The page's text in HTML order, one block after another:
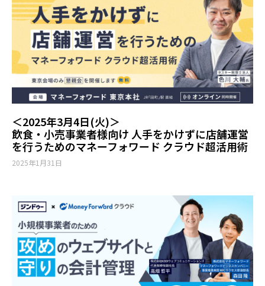
＜2025年3月4日(火)＞
飲食・小売事業者様向け 人手をかけずに店舗運営
を行うためのマネーフォワード クラウド超活用術
2025年1月31日